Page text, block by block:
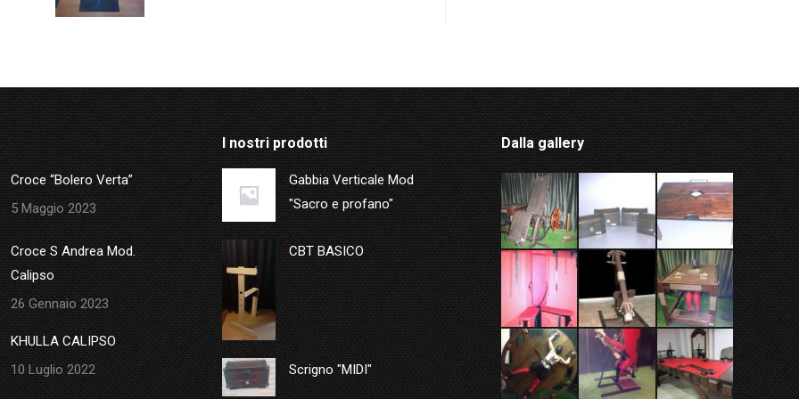
Croce “Bolero Verta”
5 Maggio 2023
Croce S Andrea Mod.
Calipso
26 Gennaio 2023
KHULLA CALIPSO
10 Luglio 2022
I nostri prodotti
Gabbia Verticale Mod
"Sacro e profano"
CBT BASICO
Scrigno "MIDI"
Dalla gallery